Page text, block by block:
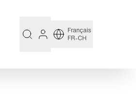
Français
FR-CH